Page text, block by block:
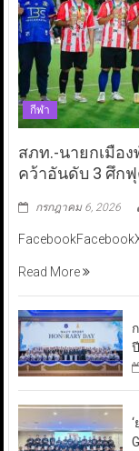
กีฬา
สภท.-นายกเมือ
คว้าอันดับ 3 ศึกฟุ
กรกฎาคม 6, 2026
Read More